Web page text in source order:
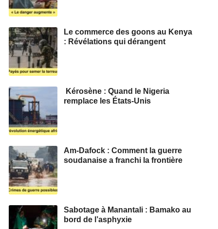
Le commerce des goons au Kenya
: Révélations qui dérangent
Kérosène : Quand le Nigeria
remplace les États-Unis
Am-Dafock : Comment la guerre
soudanaise a franchi la frontière
Sabotage à Manantali : Bamako au
bord de l’asphyxie